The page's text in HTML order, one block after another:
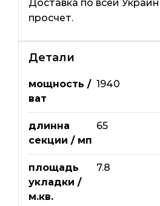
Доставка по всей
просчет.
Детали
мощность /
ват
1940
длинна
секции / мп
65
площадь
укладки /
м.кв.
7.8